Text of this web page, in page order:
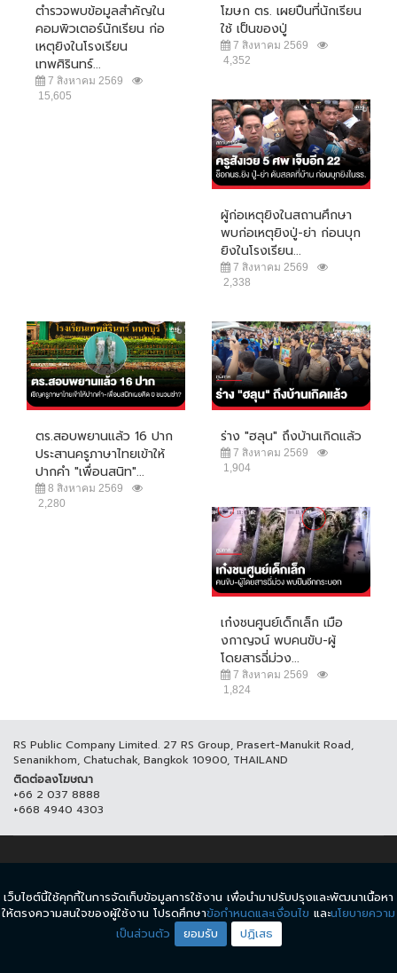
ตำรวจพบข้อมูลสำคัญใน
คอมพิวเตอร์นักเรียน ก่อ
เหตุยิงในโรงเรียน
เทพศิรินทร์...
7 สิงหาคม 2569
15,605
โฆษก ตร. เผยปืนที่นักเรียน
ใช้ เป็นของปู่
7 สิงหาคม 2569
4,352
ผู้ก่อเหตุยิงในสถานศึกษา
พบก่อเหตุยิงปู่-ย่า ก่อนบุก
ยิงในโรงเรียน...
7 สิงหาคม 2569
2,338
ตร.สอบพยานแล้ว 16 ปาก
ประสานครูภาษาไทยเข้าให้
ปากคำ "เพื่อนสนิท"...
8 สิงหาคม 2569
2,280
ร่าง "ฮลุน" ถึงบ้านเกิดแล้ว
7 สิงหาคม 2569
1,904
เก๋งชนศูนย์เด็กเล็ก เมือ
งกาญจน์ พบคนขับ-ผู้
โดยสารฉี่ม่วง...
7 สิงหาคม 2569
1,824
RS Public Company Limited. 27 RS Group, Prasert-Manukit Road,
Senanikhom, Chatuchak, Bangkok 10900, THAILAND
ติดต่อลงโฆษณา
+66 2 037 8888
+668 4940 4303
© COPYRIGHT 2017 THAICH8.COM, ALL RIGHT RESERVED.
ข้อกำหนดและเงื่อนไข นโยบายความเป็นส่วนตัว
เว็บไซต์นี้ใช้คุกกี้ในการจัดเก็บข้อมูลการใช้งาน เพื่อนำมาปรับปรุงและพัฒนาเนื้อหา
ให้ตรงความสนใจของผู้ใช้งาน โปรดศึกษาข้อกำหนดและเงื่อนไข และนโยบายความ
เป็นส่วนตัว
ยอมรับ ปฏิเสธ